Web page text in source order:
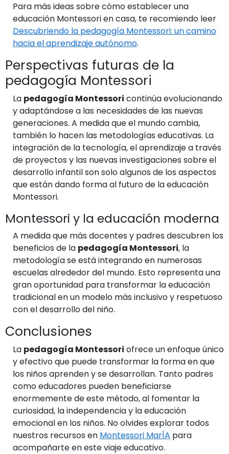
Para más ideas sobre cómo establecer una
educación Montessori en casa, te recomiendo leer
Descubriendo la pedagogía Montessori: un camino
hacia el aprendizaje autónomo.
Perspectivas futuras de la
pedagogía Montessori
La pedagogía Montessori continúa evolucionando
y adaptándose a las necesidades de las nuevas
generaciones. A medida que el mundo cambia,
también lo hacen las metodologías educativas. La
integración de la tecnología, el aprendizaje a través
de proyectos y las nuevas investigaciones sobre el
desarrollo infantil son solo algunos de los aspectos
que están dando forma al futuro de la educación
Montessori.
Montessori y la educación moderna
A medida que más docentes y padres descubren los
beneficios de la pedagogía Montessori, la
metodología se está integrando en numerosas
escuelas alrededor del mundo. Esto representa una
gran oportunidad para transformar la educación
tradicional en un modelo más inclusivo y respetuoso
con el desarrollo del niño.
Conclusiones
La pedagogía Montessori ofrece un enfoque único
y efectivo que puede transformar la forma en que
los niños aprenden y se desarrollan. Tanto padres
como educadores pueden beneficiarse
enormemente de este método, al fomentar la
curiosidad, la independencia y la educación
emocional en los niños. No olvides explorar todos
nuestros recursos en Montessori MarÍA para
acompañarte en este viaje educativo.